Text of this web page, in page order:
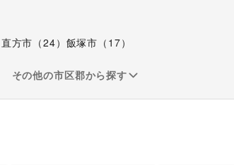
直方市（24） 飯塚市（17）
その他の市区郡から探す